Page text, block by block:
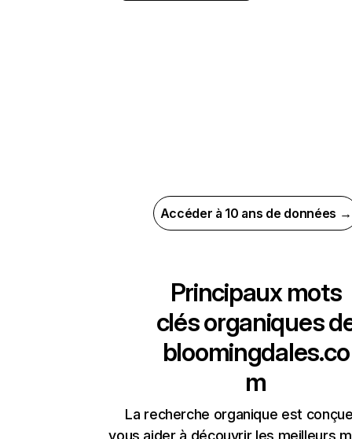
Accéder à 10 ans de données →
Principaux mots
clés organiques
bloomingdales.co
m
La recherche organique est
vous aider à découvrir les meilleurs